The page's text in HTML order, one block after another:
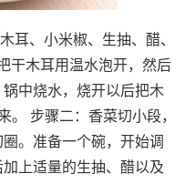
耳、小米椒、生抽、醋、
干木耳用温水泡开，然后
中烧水，烧开以后把木
。
步骤二：香菜切小段，
。准备一个碗，开始调
上适量的生抽、醋以及